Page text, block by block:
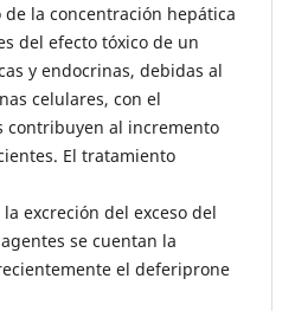
la concentración hepática
del efecto tóxico de un
y endocrinas, debidas al
celulares, con el
contribuyen al incremento
El tratamiento
excreción del exceso del
se cuentan la
el deferiprone